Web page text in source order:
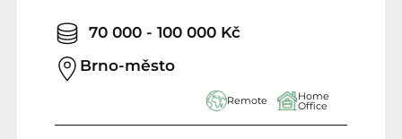
70 000 - 100 000 Kč
Brno-město
Remote Home
Office